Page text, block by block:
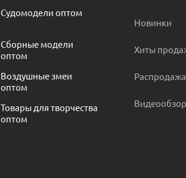
Судомодели оптом
Сборные модели
оптом
Воздушные змеи
оптом
Товары для творчества
оптом
Новинки
Хиты
Распродажа